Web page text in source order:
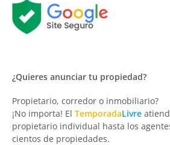
¿Quieres anunciar tu propiedad?
Propietario, corredor o inmobiliario?
¡No importa! El TemporadaLivre
propietario individual hasta los
cientos de propiedades.